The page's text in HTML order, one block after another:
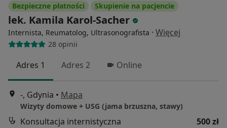
Bezpieczne płatności Skupienie na pacjencie
lek. Kamila Karol-Sacher
Internista, Reumatolog, Ultrasonografista · Więcej
28 opinii
Adres 1 Adres 2 Online
-, Gdynia • Mapa
Wizyty domowe + USG (jama brzuszna, stawy)
Konsultacja internistyczna
500 zł